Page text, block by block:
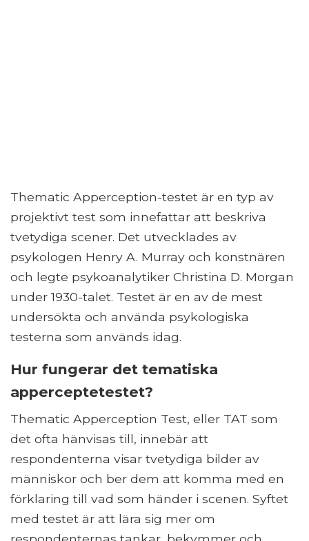
Thematic Apperception-testet är en typ av
projektivt test som innefattar att beskriva
tvetydiga scener. Det utvecklades av
psykologen Henry A. Murray och konstnären
och legte psykoanalytiker Christina D. Morgan
under 1930-talet. Testet är en av de mest
undersökta och använda psykologiska
testerna som används idag.
Hur fungerar det tematiska
apperceptetestet?
Thematic Apperception Test, eller TAT som
det ofta hänvisas till, innebär att
respondenterna visar tvetydiga bilder av
människor och ber dem att komma med en
förklaring till vad som händer i scenen. Syftet
med testet är att lära sig mer om